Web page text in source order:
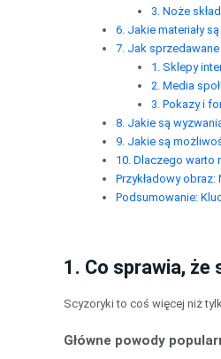
3. Noże
6. Jakie materiały
7. Jak
1. Sklepy
2. Media
3. Pokazy i
8. Jakie są
9. Jakie są
10. Dlaczego warto
Przykładowy
Podsumowanie:
1. Co sprawia,
Scyzoryki to coś więcej niż
Główne powody